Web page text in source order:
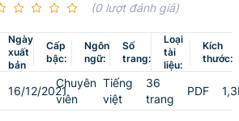
(0 lượt đánh giá)
Ngày
xuất
bản
Cấp
bậc:
Ngôn
ngữ:
Số
trang:
Loại
tài
liệu:
Kích
thước:
16/12/2021
Chuyên
viên
Tiếng
việt
36
trang
PDF